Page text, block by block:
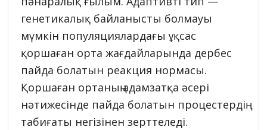
генетикалық байланысты болмауы
мүмкін популяциялардағы ұқсас
қоршаған орта жағдайларында дербес
пайда болатын реакция нормасы.
Қоршаған ортаның адамзатқа әсері
нәтижесінде пайда болатын процестердің
табиғаты негізінен зерттеледі.